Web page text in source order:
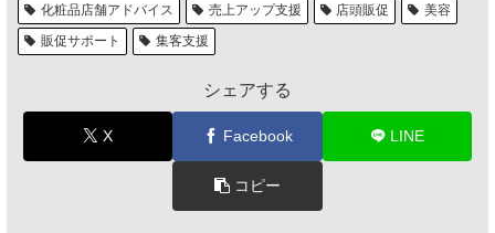
化粧品店舗アドバイス
売上アップ支援 店頭販促
美容
販促サポート
集客支援
シェアする
X Facebook LINE
コピー